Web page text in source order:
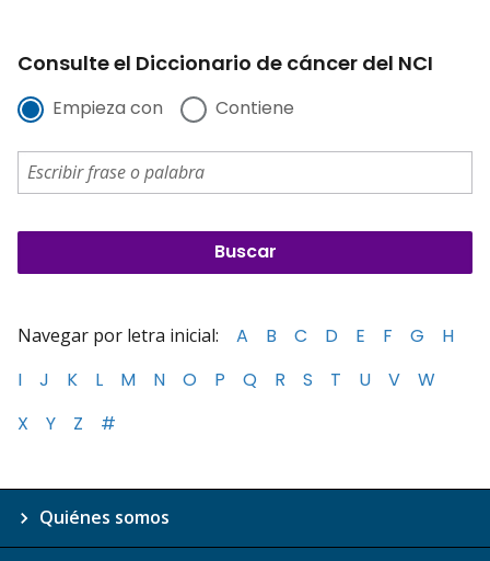
Consulte el Diccionario de cáncer del NCI
Empieza con Contiene
Navegar por letra inicial: A B C D E F G
H
I
J K L M N O P Q R S T U V
W
X
Y Z #
Quiénes somos